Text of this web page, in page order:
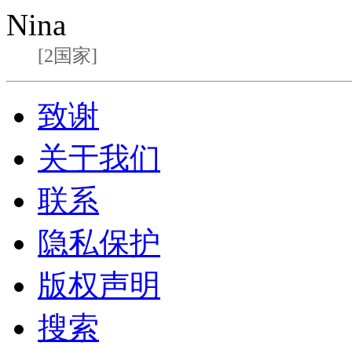
Nina
[2国家]
致谢
关于我们
联系
隐私保护
版权声明
搜索